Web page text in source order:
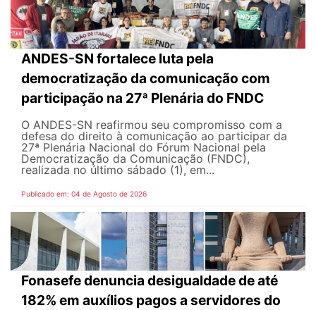
ANDES-SN fortalece luta pela
democratização da comunicação com
participação na 27ª Plenária do FNDC
O ANDES-SN reafirmou seu compromisso com a
defesa do direito à comunicação ao participar da
27ª Plenária Nacional do Fórum Nacional pela
Democratização da Comunicação (FNDC),
realizada no último sábado (1), em...
Publicado em: 04 de Agosto de 2026
Fonasefe denuncia desigualdade de até
182% em auxílios pagos a servidores do